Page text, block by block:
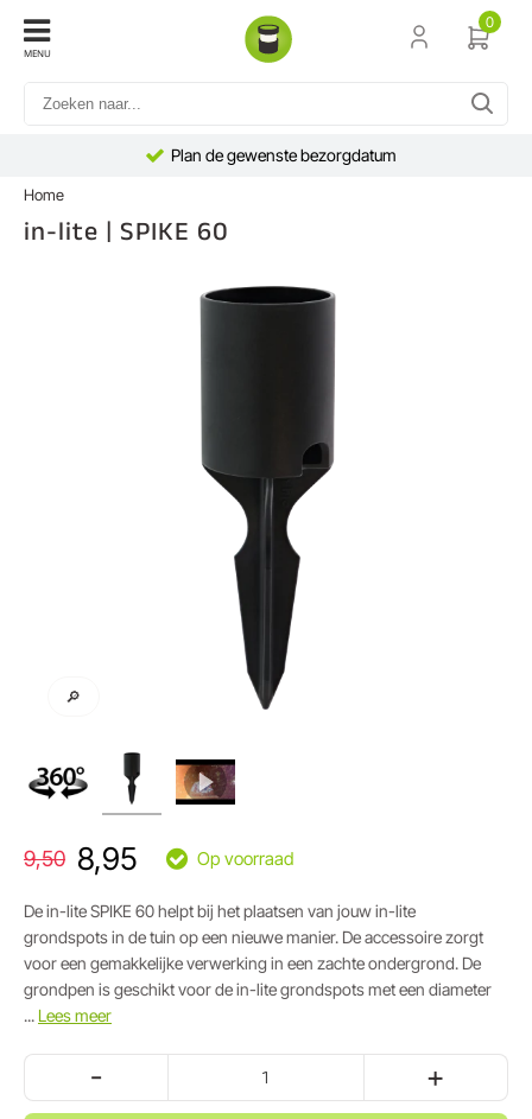
MENU
0
Plan de gewenste bezorgdatum
Home
in-lite | SPIKE 60
🔎
9,50 8,95 Op voorraad
De in-lite SPIKE 60 helpt bij het plaatsen van jouw in-lite
grondspots in de tuin op een nieuwe manier. De accessoire zorgt
voor een gemakkelijke verwerking in een zachte ondergrond. De
grondpen is geschikt voor de in-lite grondspots met een diameter
... Lees meer
- +